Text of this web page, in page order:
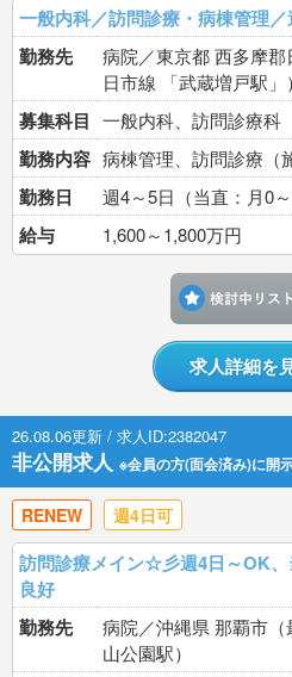
一般内科／訪問診療・病棟管理／
勤務先
病院／東京都 西多摩
日市線 「武蔵増戸駅」）
募集科目 一般内科、訪問診療科
勤務内容 病棟管理、訪問診療（
勤務日 週4～5日（当直：月0～
給与 1,600～1,800万円
求人詳細を
26.08.06更新 / 求人ID:2382047
非公開求人 ※会員の方(面会済み)に開
RENEW 週4日可
訪問診療メイン☆彡週4日～OK
良好
勤務先
病院／沖縄県 那覇市
山公園駅）